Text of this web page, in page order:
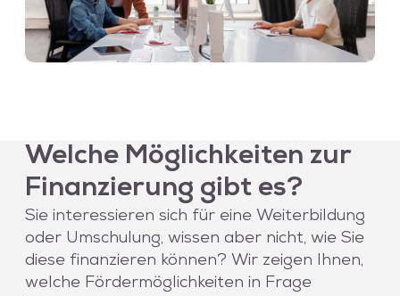
Welche Möglichkeiten zur
Finanzierung gibt es?
Sie interessieren sich für eine Weiterbildung
oder Umschulung, wissen aber nicht, wie Sie
diese finanzieren können? Wir zeigen Ihnen,
welche Fördermöglichkeiten in Frage